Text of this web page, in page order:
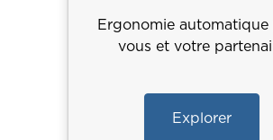
Ergonomie
vous et votre
Explorer